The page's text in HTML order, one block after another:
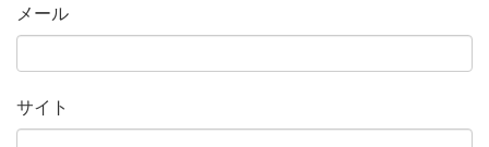
メール
サイト